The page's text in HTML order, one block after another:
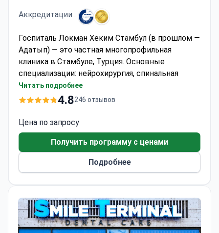
Аккредитации :
Госпиталь Локман Хеким Стамбул (в прошлом —
Адатып) — это частная многопрофильная
клиника в Стамбуле, Турция. Основные
специализации: нейрохирургия, спинальная
хирургия, хирургия снижения веса, ортопедия и
травматология.
взрослых. Большинство пациентов клиники —
жители русскоязычных, арабоязычных и
африканских стран.
Читать подробнее
4.8246 отзывов
Цена по запросу
Получить программу с ценами
Подробнее